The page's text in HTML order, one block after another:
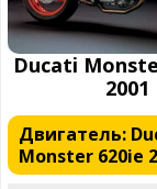
Ducati
2001
Двигатель:
Monster 620ie